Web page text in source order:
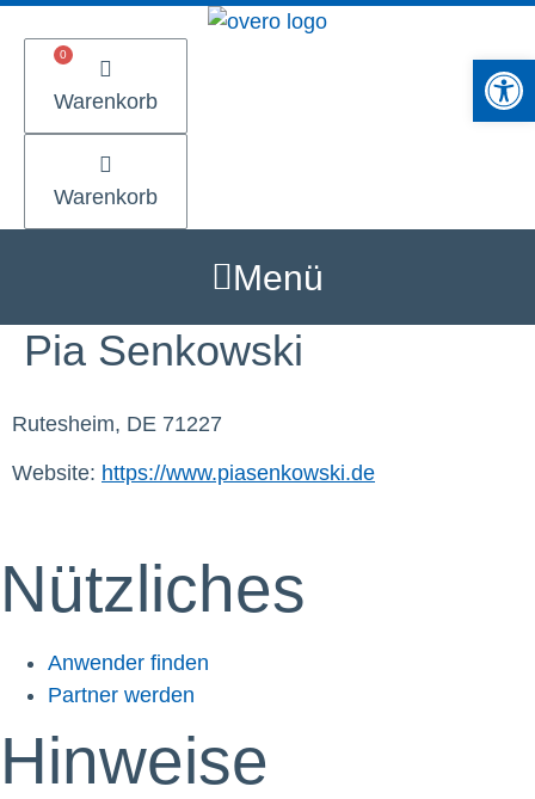
Inhalt
Warenkorb
Warenkorb
Menü
Pia Senkowski
Rutesheim, DE 71227
Website: https://www.piasenkowski.de
Nützliches
Anwender finden
Partner werden
Hinweise